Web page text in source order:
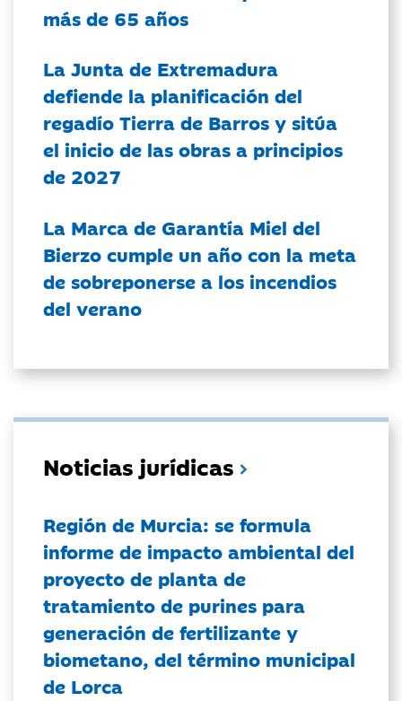
más de 65 años
La Junta de Extremadura
defiende la planificación del
regadío Tierra de Barros y sitúa
el inicio de las obras a principios
de 2027
La Marca de Garantía Miel del
Bierzo cumple un año con la meta
de sobreponerse a los incendios
del verano
Noticias jurídicas
Región de Murcia: se formula
informe de impacto ambiental del
proyecto de planta de
tratamiento de purines para
generación de fertilizante y
biometano, del término municipal
de Lorca